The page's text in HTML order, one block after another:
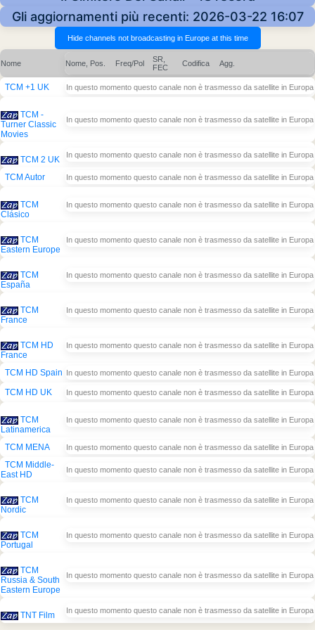
Gli aggiornamenti più recenti: 2026-03-22 16:07
Nome Nome, Pos. Freq/Pol
SR,
FEC
Codifica Agg.
TCM +1 UK In questo momento questo canale non è trasmesso da satellite in Europa
TCM -
Turner Classic
Movies
In questo momento questo canale non è trasmesso da satellite in Europa
TCM 2 UK In questo momento questo canale non è trasmesso da satellite in Europa
TCM Autor In questo momento questo canale non è trasmesso da satellite in Europa
TCM
Clásico
In questo momento questo canale non è trasmesso da satellite in Europa
TCM
Eastern Europe
In questo momento questo canale non è trasmesso da satellite in Europa
TCM
España
In questo momento questo canale non è trasmesso da satellite in Europa
TCM
France
In questo momento questo canale non è trasmesso da satellite in Europa
TCM HD
France
In questo momento questo canale non è trasmesso da satellite in Europa
TCM HD Spain In questo momento questo canale non è trasmesso da satellite in Europa
TCM HD UK In questo momento questo canale non è trasmesso da satellite in Europa
TCM
Latinamerica
In questo momento questo canale non è trasmesso da satellite in Europa
TCM MENA In questo momento questo canale non è trasmesso da satellite in Europa
TCM Middle-
East HD
In questo momento questo canale non è trasmesso da satellite in Europa
TCM
Nordic
In questo momento questo canale non è trasmesso da satellite in Europa
TCM
Portugal
In questo momento questo canale non è trasmesso da satellite in Europa
TCM
Russia & South
Eastern Europe
In questo momento questo canale non è trasmesso da satellite in Europa
TNT Film In questo momento questo canale non è trasmesso da satellite in Europa